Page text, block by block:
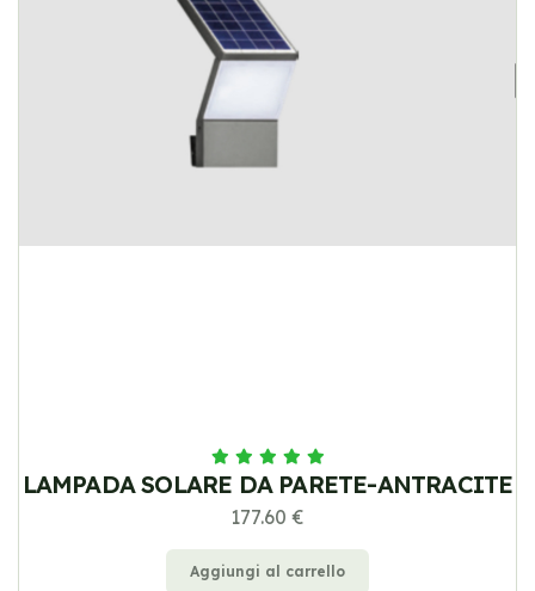
LAMPADA SOLARE DA PARETE-ANTRACITE
177.60 €
Aggiungi al carrello